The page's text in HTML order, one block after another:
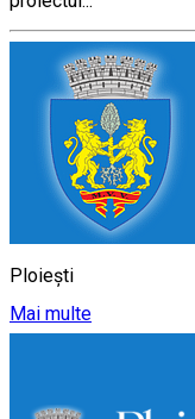
Ploiești
Mai multe